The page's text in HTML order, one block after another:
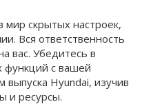
скрытых настроек,
Вся ответственность
вас. Убедитесь в
функций с вашей
Hyundai, изучив
и ресурсы.